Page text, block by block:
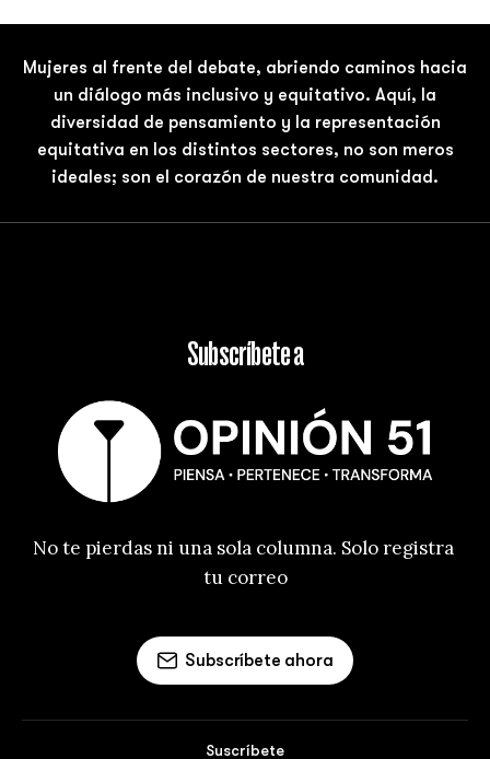
Mujeres al frente del debate, abriendo caminos hacia
un diálogo más inclusivo y equitativo. Aquí, la
diversidad de pensamiento y la representación
equitativa en los distintos sectores, no son meros
ideales; son el corazón de nuestra comunidad.
Subscríbete a
No te pierdas ni una sola columna. Solo registra
tu correo
Subscríbete ahora
Suscríbete